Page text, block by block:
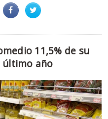
11,5% de su
último año